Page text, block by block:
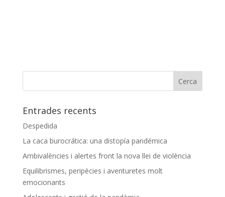
Entrades recents
Despedida
La caca burocrática: una distopía pandémica
Ambivalències i alertes front la nova llei de violència
Equilibrismes, peripècies i aventuretes molt
emocionants